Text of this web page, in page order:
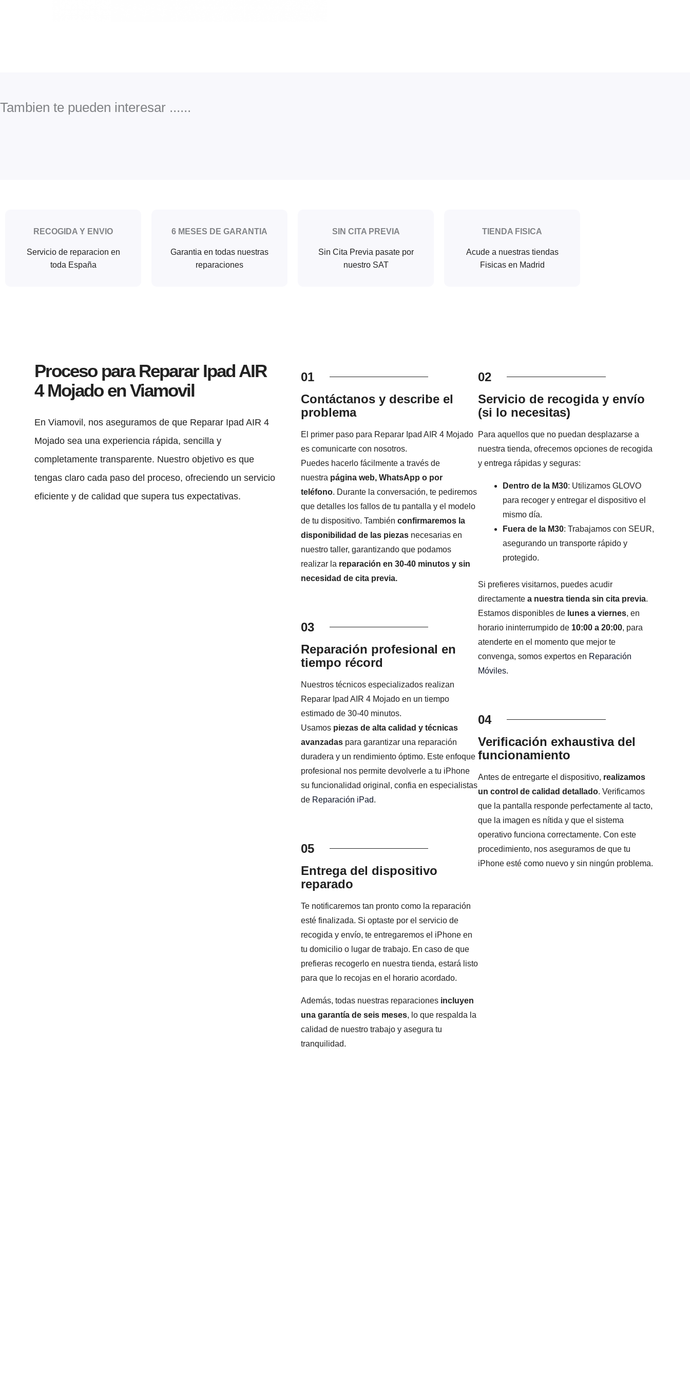
Tambien te pueden interesar ......
RECOGIDA Y ENVIO
Servicio de reparacion en
toda España
6 MESES DE GARANTIA
Garantia en todas nuestras
reparaciones
SIN CITA PREVIA
Sin Cita Previa pasate por
nuestro SAT
TIENDA FISICA
Acude a nuestras tiendas
Fisicas en Madrid
Proceso para Reparar Ipad AIR
4 Mojado en Viamovil
En Viamovil, nos aseguramos de que Reparar Ipad AIR 4
Mojado sea una experiencia rápida, sencilla y
completamente transparente. Nuestro objetivo es que
tengas claro cada paso del proceso, ofreciendo un servicio
eficiente y de calidad que supera tus expectativas.
01
Contáctanos y describe el
problema
El primer paso para Reparar Ipad AIR 4 Mojado
es comunicarte con nosotros.
Puedes hacerlo fácilmente a través de
nuestra página web, WhatsApp o por
teléfono. Durante la conversación, te pediremos
que detalles los fallos de tu pantalla y el modelo
de tu dispositivo. También confirmaremos la
disponibilidad de las piezasnecesarias en
nuestro taller, garantizando que podamos
realizar la reparación en 30-40 minutos y sin
necesidad de cita previa.
03
Reparación profesional en
tiempo récord
Nuestros técnicos especializados realizan
Reparar Ipad AIR 4 Mojado en un tiempo
estimado de 30-40 minutos.
Usamos piezas de alta calidad y técnicas
avanzadaspara garantizar una reparación
duradera y un rendimiento óptimo. Este enfoque
profesional nos permite devolverle a tu iPhone
su funcionalidad original, confia en especialistas
de Reparación iPad.
05
Entrega del dispositivo
reparado
Te notificaremos tan pronto como la reparación
esté finalizada. Si optaste por el servicio de
recogida y envío, te entregaremos el iPhone en
tu domicilio o lugar de trabajo. En caso de que
prefieras recogerlo en nuestra tienda, estará listo
para que lo recojas en el horario acordado.
Además, todas nuestras reparaciones incluyen
una garantía de seis meses, lo que respalda la
calidad de nuestro trabajo y asegura tu
tranquilidad.
02
Servicio de recogida y envío
(si lo necesitas)
Para aquellos que no puedan desplazarse a
nuestra tienda, ofrecemos opciones de recogida
y entrega rápidas y seguras:
Dentro de la M30: Utilizamos GLOVO
para recoger y entregar el dispositivo el
mismo día.
Fuera de la M30: Trabajamos con SEUR,
asegurando un transporte rápido y
protegido.
Si prefieres visitarnos, puedes acudir
directamentea nuestra tienda sin cita previa.
Estamos disponibles de lunes a viernes, en
horario ininterrumpido de 10:00 a 20:00, para
atenderte en el momento que mejor te
convenga, somos expertos en Reparación
Móviles.
04
Verificación exhaustiva del
funcionamiento
Antes de entregarte el dispositivo, realizamos
un control de calidad detallado. Verificamos
que la pantalla responde perfectamente al tacto,
que la imagen es nítida y que el sistema
operativo funciona correctamente. Con este
procedimiento, nos aseguramos de que tu
iPhone esté como nuevo y sin ningún problema.